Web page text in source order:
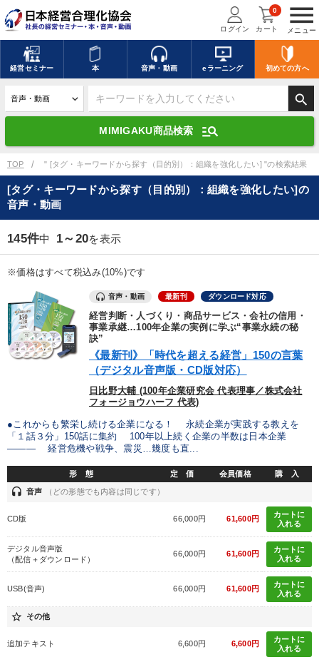
menu
メニュー
ログイン カート
0
経営セミナー 本 音声・動画 eラーニング 初めての方へ
search
MIMIGAKU商品検索 manage_search
キーワードを入力して探す
デジタル版対応のみ検索結果に表示する
search 上記の条件で検索
mic 講演収録物を探す
全国経営者セミナー講演収録物（全1315タイトル）からお探しいただけ
ます
優秀各社の智恵と戦略 事業家のロマンと経営
若手異才経営者の発想 専門家のアドバイス
リーダーの器量を学ぶ
テーマ
音声と動画で学ぶ 営業・社員研修 組織・採用・スキル
2026年夏季全国経営者セミナー収録講演ＣＤ・講演ＤＶＤ・デジ
成功哲学・人間学
業種
TOP " [タグ・キーワードから探す（目的別）：組織を強化したい] "の検索結果
[タグ・キーワードから探す（目的別）：組織を強化したい]の
音声・動画
145件中 1～20を表示
※価格はすべて税込み(10%)です
音声・動画 最新刊 ダウンロード対応
経営判断・人づくり・商品サービス・会社の信用・
事業承継…100年企業の実例に学ぶ“事業永続の秘
訣”
《最新刊》「時代を超える経営」150の言葉
（デジタル音声版・CD版対応）
日比野大輔 (100年企業研究会 代表理事／株式会社
フォージョウハーフ 代表)
●これからも繁栄し続ける企業になる！ 永続企業が実践する教えを
「１話３分」150話に集約 100年以上続く企業の半数は日本企業
――― 経営危機や戦争、震災…幾度も直...
形 態 定 価 会員価格 購 入
headset 音声 （どの形態でも内容は同じです）
CD版 66,000円 61,600円
カートに
入れる
デジタル音声版
（配信＋ダウンロード）
66,000円 61,600円
カートに
入れる
USB(音声) 66,000円 61,600円
カートに
入れる
star_border その他
追加テキスト 6,600円 6,600円
カートに
入れる